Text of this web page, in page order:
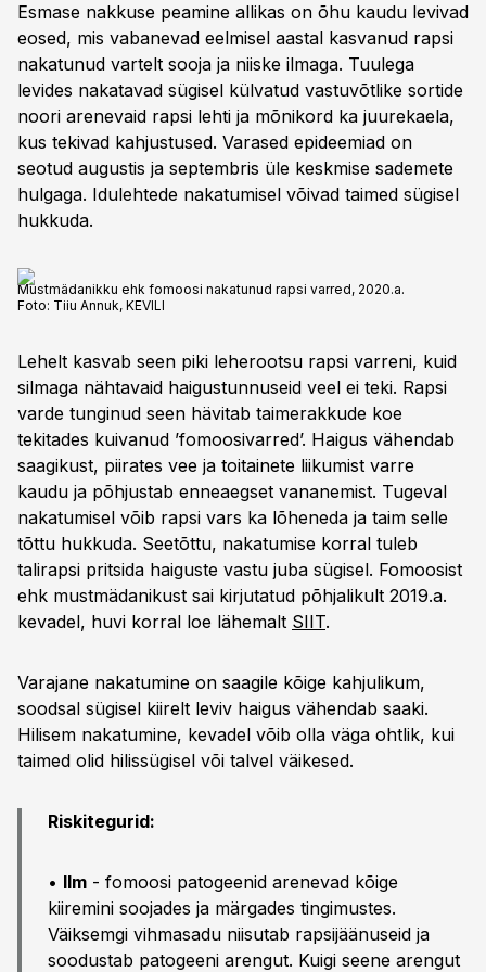
Esmase nakkuse peamine allikas on õhu kaudu levivad
eosed, mis vabanevad eelmisel aastal kasvanud rapsi
nakatunud vartelt sooja ja niiske ilmaga. Tuulega
levides nakatavad sügisel külvatud vastuvõtlike sortide
noori arenevaid rapsi lehti ja mõnikord ka juurekaela,
kus tekivad kahjustused. Varased epideemiad on
seotud augustis ja septembris üle keskmise sademete
hulgaga. Idulehtede nakatumisel võivad taimed sügisel
hukkuda.
Mustmädanikku ehk fomoosi nakatunud rapsi varred, 2020.a.
Foto: Tiiu Annuk, KEVILI
Lehelt kasvab seen piki leherootsu rapsi varreni, kuid
silmaga nähtavaid haigustunnuseid veel ei teki. Rapsi
varde tunginud seen hävitab taimerakkude koe
tekitades kuivanud ’fomoosivarred’. Haigus vähendab
saagikust, piirates vee ja toitainete liikumist varre
kaudu ja põhjustab enneaegset vananemist. Tugeval
nakatumisel võib rapsi vars ka lõheneda ja taim selle
tõttu hukkuda. Seetõttu, nakatumise korral tuleb
talirapsi pritsida haiguste vastu juba sügisel. Fomoosist
ehk mustmädanikust sai kirjutatud põhjalikult 2019.a.
kevadel, huvi korral loe lähemalt SIIT.
Varajane nakatumine on saagile kõige kahjulikum,
soodsal sügisel kiirelt leviv haigus vähendab saaki.
Hilisem nakatumine, kevadel võib olla väga ohtlik, kui
taimed olid hilissügisel või talvel väikesed.
Riskitegurid:
• Ilm - fomoosi patogeenid arenevad kõige
kiiremini soojades ja märgades tingimustes.
Väiksemgi vihmasadu niisutab rapsijäänuseid ja
soodustab patogeeni arengut. Kuigi seene arengut